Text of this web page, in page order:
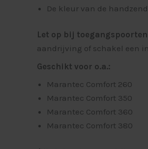
De kleur van de
Let op bij
aandrijving of schakel een
Geschikt voor o.a.:
Marantec Comfort 260
Marantec Comfort 350
Marantec Comfort 360
Marantec Comfort 380